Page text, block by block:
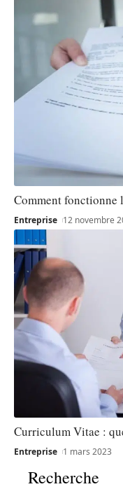
Comment fonctionne
Entreprise 12 novembre
Curriculum Vitae :
Entreprise 1 mars 2023
Recherche